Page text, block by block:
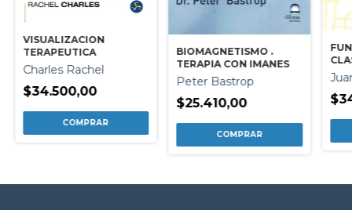
VISUALIZACION
TERAPEUTICA
Charles Rachel
$34.500,00
BIOMAGNETISMO .
TERAPIA CON IMANES
Peter Bastrop
$25.410,00
LA